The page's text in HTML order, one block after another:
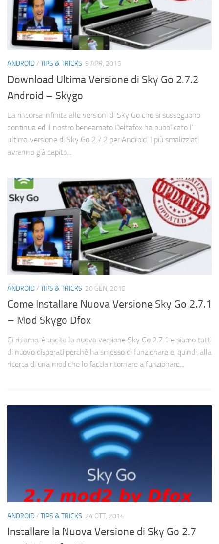
ANDROID/ TIPS & TRICKS 9 APR, 2015
Download Ultima Versione di Sky Go 2.7.2
Android – Skygo
La rincorsa infinita alle versioni di Sky Go che si susseguono
continua ed il nostro beneamato Deltafox ha pubblicato l’
ultima versione di Sky Go 2.7.2 per Android. I più smalizziati
avranno già capito...
ANDROID/ TIPS & TRICKS 20 GEN, 2015
Come Installare Nuova Versione Sky Go 2.7.1
– Mod Skygo Dfox
Ci risiamo, è uscita la nuova versione Sky Go 2.7.1 e siamo tutti
di nuovo disperati perchè ha smesso di funzionare e, quindi, alla
ricerca di una mod che lo faccia ritornare a funzionare...
ANDROID/ TIPS & TRICKS 24 OTT, 2014
Installare la Nuova Versione di Sky Go 2.7